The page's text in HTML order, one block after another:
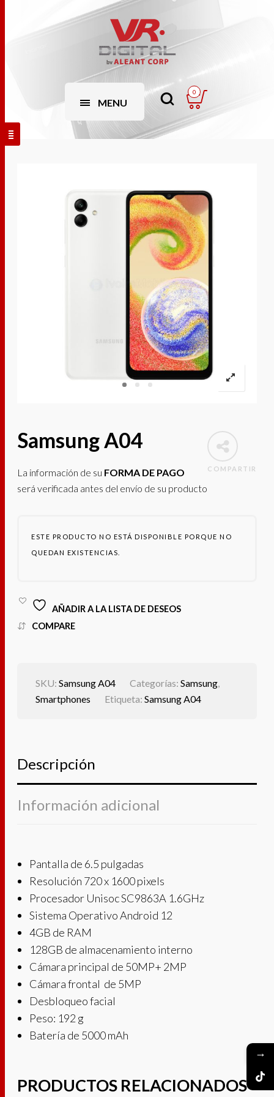
MENU
0
COMPARTIR
Samsung A04
La información de su FORMA DE PAGO
será verificada antes del envío de su producto
ESTE PRODUCTO NO ESTÁ DISPONIBLE PORQUE NO
QUEDAN EXISTENCIAS.
AÑADIR A LA LISTA DE DESEOS
COMPARE
SKU:Samsung A04 Categorías:Samsung,
Smartphones
Etiqueta:Samsung A04
Descripción
Información adicional
Pantalla de 6.5 pulgadas
Resolución 720 x 1600 pixels
Procesador Unisoc SC9863A 1.6GHz
Sistema Operativo Android 12
4GB de RAM
128GB de almacenamiento interno
Cámara principal de 50MP+ 2MP
Cámara frontal de 5MP
Desbloqueo facial
Peso: 192 g
Batería de 5000 mAh
PRODUCTOS RELACIONADOS
→